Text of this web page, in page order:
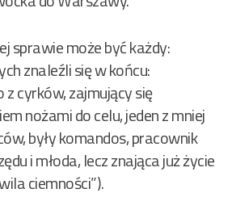
sprawie może być każdy:
znaleźli się w końcu:
cyrków, zajmujący się
nożami do celu, jeden z mniej
były komandos, pracownik
i młoda, lecz znająca już życie
ciemności”).